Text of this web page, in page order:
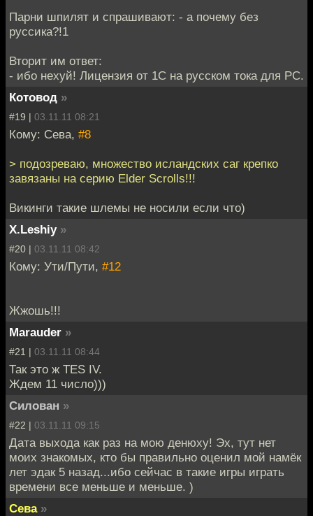
Парни шпилят и спрашивают: - а почему без
руссика?!1
Вторит им ответ:
- ибо нехуй! Лицензия от 1С на русском тока для PC.
Котовод »
#19 | 03.11.11 08:21
Кому: Сева, #8
> подозреваю, множество исландских саг крепко
завязаны на серию Elder Scrolls!!!
Викинги такие шлемы не носили если что)
X.Leshiy »
#20 | 03.11.11 08:42
Кому: Ути/Пути, #12
Жжошь!!!
Marauder »
#21 | 03.11.11 08:44
Так это ж TES IV.
Ждем 11 число)))
Силован »
#22 | 03.11.11 09:15
Дата выхода как раз на мою денюху! Эх, тут нет
моих знакомых, кто бы правильно оценил мой намёк
лет эдак 5 назад...ибо сейчас в такие игры играть
времени все меньше и меньше. )
Сева »